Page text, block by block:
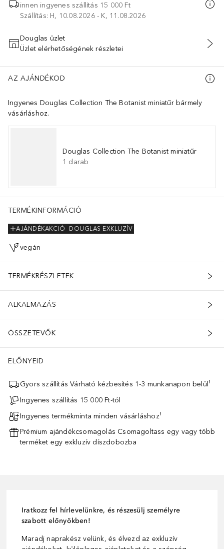
innen ingyenes szállítás 15 000 Ft
Szállítás: H, 10.08.2026 - K, 11.08.2026
KOSÁRBA HELYEZÉS
Douglas üzlet
Üzlet elérhetőségének részletei
AZ AJÁNDÉKOD
Ingyenes Douglas Collection The Botanist miniatűr bármely
vásárláshoz.
Douglas Collection The Botanist miniatűr
1 darab
TERMÉKINFORMÁCIÓ
DOUGLAS EXKLUZÍV
AJÁNDÉKAKCIÓ
vegán
TERMÉKRÉSZLETEK
ALKALMAZÁS
ÖSSZETEVŐK
ELŐNYEID
Gyors szállítás Várható kézbesítés 1-3 munkanapon belül¹
Ingyenes szállítás 15 000 Ft-tól
Ingyenes termékminta minden vásárláshoz¹
Prémium ajándékcsomagolás Csomagoltass egy vagy több
terméket egy exkluzív díszdobozba
Iratkozz fel hírlevelünkre, és részesülj személyre
szabott előnyökben!
Maradj naprakész velünk, és élvezd az exkluzív